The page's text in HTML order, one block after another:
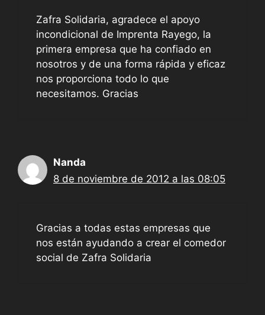
Zafra Solidaria, agradece el apoyo
incondicional de Imprenta Rayego, la
primera empresa que ha confiado en
nosotros y de una forma rápida y eficaz
nos proporciona todo lo que
necesitamos. Gracias
Nanda
8 de noviembre de 2012 a las 08:05
Gracias a todas estas empresas que
nos están ayudando a crear el comedor
social de Zafra Solidaria